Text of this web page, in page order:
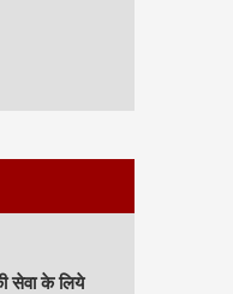
सेवा के लिये